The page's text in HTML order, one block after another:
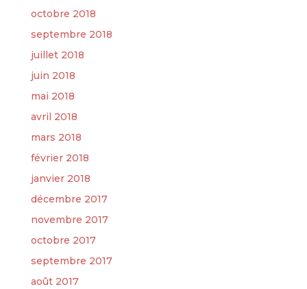
octobre 2018
septembre 2018
juillet 2018
juin 2018
mai 2018
avril 2018
mars 2018
février 2018
janvier 2018
décembre 2017
novembre 2017
octobre 2017
septembre 2017
août 2017